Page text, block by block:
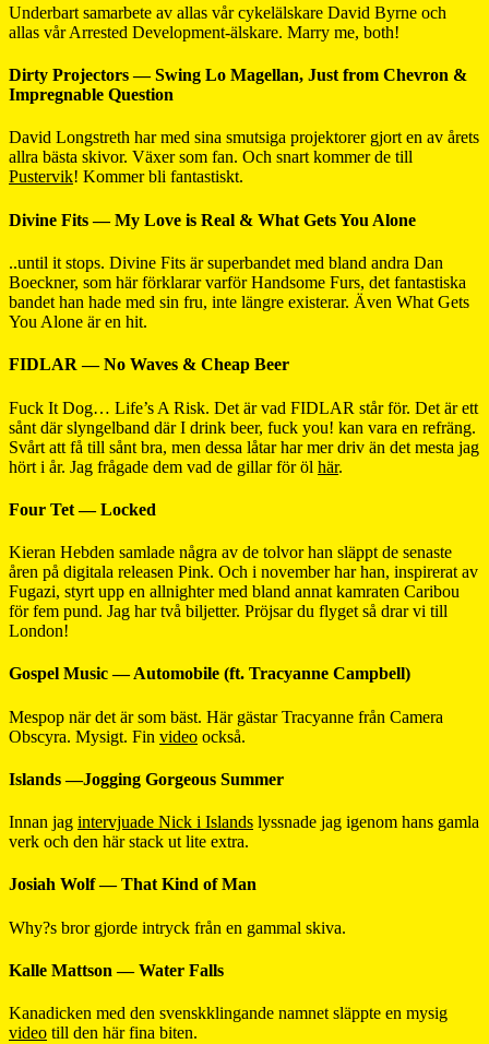
Underbart samarbete av allas vår cykelälskare David Byrne och
allas vår Arrested Development-älskare. Marry me, both!
Dirty Projectors — Swing Lo Magellan, Just from Chevron &
Impregnable Question
David Longstreth har med sina smutsiga projektorer gjort en av årets
allra bästa skivor. Växer som fan. Och snart kommer de till
Pustervik! Kommer bli fantastiskt.
Divine Fits — My Love is Real & What Gets You Alone
..until it stops. Divine Fits är superbandet med bland andra Dan
Boeckner, som här förklarar varför Handsome Furs, det fantastiska
bandet han hade med sin fru, inte längre existerar. Även What Gets
You Alone är en hit.
FIDLAR — No Waves & Cheap Beer
Fuck It Dog… Life’s A Risk. Det är vad FIDLAR står för. Det är ett
sånt där slyngelband där I drink beer, fuck you! kan vara en refräng.
Svårt att få till sånt bra, men dessa låtar har mer driv än det mesta jag
hört i år. Jag frågade dem vad de gillar för öl här.
Four Tet — Locked
Kieran Hebden samlade några av de tolvor han släppt de senaste
åren på digitala releasen Pink. Och i november har han, inspirerat av
Fugazi, styrt upp en allnighter med bland annat kamraten Caribou
för fem pund. Jag har två biljetter. Pröjsar du flyget så drar vi till
London!
Gospel Music — Automobile (ft. Tracyanne Campbell)
Mespop när det är som bäst. Här gästar Tracyanne från Camera
Obscyra. Mysigt. Fin video också.
Islands —Jogging Gorgeous Summer
Innan jag intervjuade Nick i Islands lyssnade jag igenom hans gamla
verk och den här stack ut lite extra.
Josiah Wolf — That Kind of Man
Why?s bror gjorde intryck från en gammal skiva.
Kalle Mattson — Water Falls
Kanadicken med den svenskklingande namnet släppte en mysig
video till den här fina biten.